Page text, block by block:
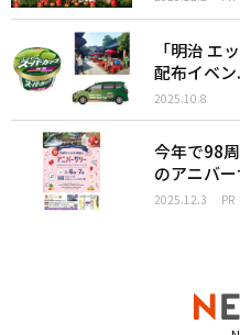
「明治 エ
配布イベン
2025.10.8
今年で98
のアニバ
2025.12.3 PR